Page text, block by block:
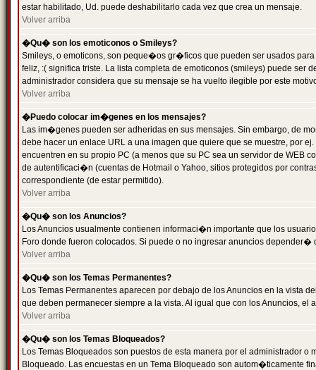
estar habilitado, Ud. puede deshabilitarlo cada vez que crea un mensaje.
Volver arriba
�Qu� son los emoticonos o Smileys?
Smileys, o emoticons, son peque�os gr�ficos que pueden ser usados
feliz, :( significa triste. La lista completa de emoticonos (smileys) puede
administrador considera que su mensaje se ha vuelto ilegible por este
Volver arriba
�Puedo colocar im�genes en los mensajes?
Las im�genes pueden ser adheridas en sus mensajes. Sin embargo, de
debe hacer un enlace URL a una imagen que quiere que se muestre, por
encuentren en su propio PC (a menos que su PC sea un servidor de
de autentificaci�n (cuentas de Hotmail o Yahoo, sitios protegidos por
correspondiente (de estar permitido).
Volver arriba
�Qu� son los Anuncios?
Los Anuncios usualmente contienen informaci�n importante que los
Foro donde fueron colocados. Si puede o no ingresar anuncios
Volver arriba
�Qu� son los Temas Permanentes?
Los Temas Permanentes aparecen por debajo de los Anuncios en la
que deben permanecer siempre a la vista. Al igual que con los Anuncios,
Volver arriba
�Qu� son los Temas Bloqueados?
Los Temas Bloqueados son puestos de esta manera por el administrador
Bloqueado. Las encuestas en un Tema Bloqueado son autom�ticamente